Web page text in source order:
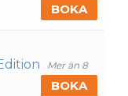
BOKA
Mer än 8
BOKA